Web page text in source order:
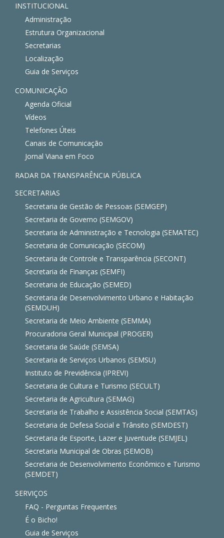
INSTITUCIONAL
Administração
Estrutura Organizacional
Secretarias
Localização
Guia de Serviços
COMUNICAÇÃO
Agenda Oficial
Vídeos
Telefones Úteis
Canais de Comunicação
Jornal Viana em Foco
RADAR DA TRANSPARÊNCIA PÚBLICA
SECRETARIAS
Secretaria de Gestão de Pessoas (SEMGEP)
Secretaria de Governo (SEMGOV)
Secretaria de Administração e Tecnologia (SEMATEC)
Secretaria de Comunicação (SECOM)
Secretaria de Controle e Transparência (SECONT)
Secretaria de Finanças (SEMFI)
Secretaria de Educação (SEMED)
Secretaria de Desenvolvimento Urbano e Habitação
(SEMDUH)
Secretaria de Meio Ambiente (SEMMA)
Procuradoria Geral Municipal (PROGER)
Secretaria de Saúde (SEMSA)
Secretaria de Serviços Urbanos (SEMSU)
Instituto de Previdência (IPREVI)
Secretaria de Cultura e Turismo (SECULT)
Secretaria de Agricultura (SEMAG)
Secretaria de Trabalho e Assistência Social (SEMTAS)
Secretaria de Defesa Social e Trânsito (SEMDEST)
Secretaria de Esporte, Lazer e Juventude (SEMJEL)
Secretaria Municipal de Obras (SEMOB)
Secretaria de Desenvolvimento Econômico e Turismo
(SEMDET)
SERVIÇOS
FAQ - Perguntas Frequentes
É o Bicho!
Guia de Serviços